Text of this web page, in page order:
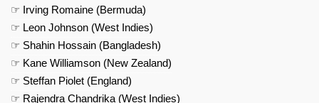
☞ Irving Romaine (Bermuda)
☞ Leon Johnson (West Indies)
☞ Shahin Hossain (Bangladesh)
☞ Kane Williamson (New Zealand)
☞ Steffan Piolet (England)
☞ Rajendra Chandrika (West Indies)